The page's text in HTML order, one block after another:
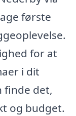
første
for at
i dit
finde det,
og budget.